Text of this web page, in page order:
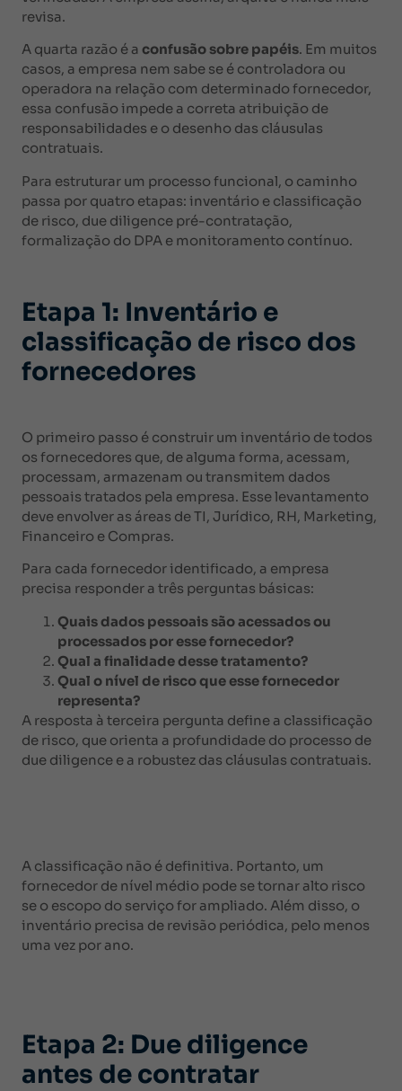
revisa.
A quarta razão é a confusão sobre papéis. Em muitos
casos, a empresa nem sabe se é controladora ou
operadora na relação com determinado fornecedor,
essa confusão impede a correta atribuição de
responsabilidades e o desenho das cláusulas
contratuais.
Para estruturar um processo funcional, o caminho
passa por quatro etapas: inventário e classificação
de risco, due diligence pré-contratação,
formalização do DPA e monitoramento contínuo.
Etapa 1: Inventário e
classificação de risco dos
fornecedores
O primeiro passo é construir um inventário de todos
os fornecedores que, de alguma forma, acessam,
processam, armazenam ou transmitem dados
pessoais tratados pela empresa. Esse levantamento
deve envolver as áreas de TI, Jurídico, RH, Marketing,
Financeiro e Compras.
Para cada fornecedor identificado, a empresa
precisa responder a três perguntas básicas:
Quais dados pessoais são acessados ou
processados por esse fornecedor?
Qual a finalidade desse tratamento?
Qual o nível de risco que esse fornecedor
representa?
A resposta à terceira pergunta define a classificação
de risco, que orienta a profundidade do processo de
due diligence e a robustez das cláusulas contratuais.
A classificação não é definitiva. Portanto, um
fornecedor de nível médio pode se tornar alto risco
se o escopo do serviço for ampliado. Além disso, o
inventário precisa de revisão periódica, pelo menos
uma vez por ano.
Etapa 2: Due diligence
antes de contratar